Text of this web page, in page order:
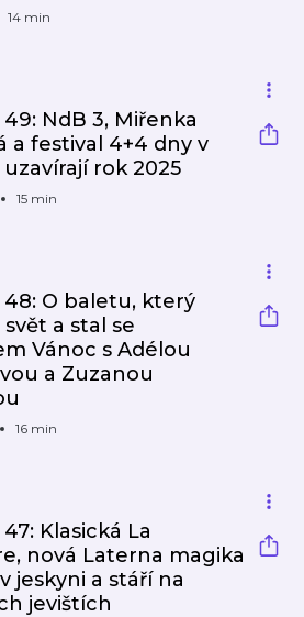
14 min
49: NdB 3, Miřenka
a festival 4+4 dny v
rok 2025
15 min
48: O baletu, který
a stal se
Vánoc s Adélou
a Zuzanou
16 min
Klasická La
nová Laterna magika
jeskyni a stáří na
jevištích